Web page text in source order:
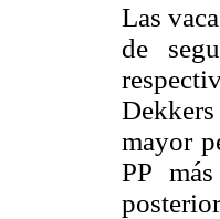
Las
de
mayor
PP